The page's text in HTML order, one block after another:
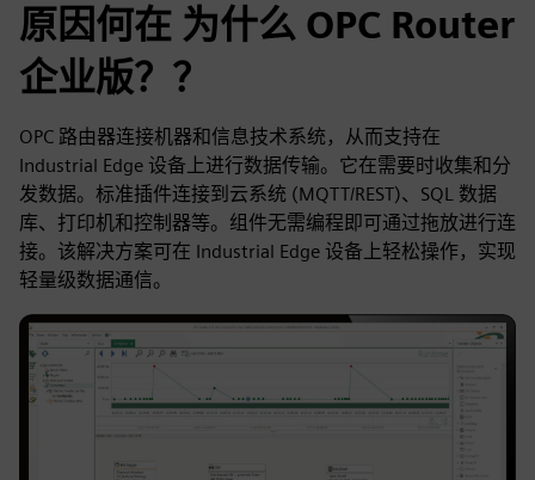
原因何在 为什么 OPC Router
企业版？？
OPC 路由器连接机器和信息技术系统，从而支持在
Industrial Edge 设备上进行数据传输。它在需要时收集和分
发数据。标准插件连接到云系统 (MQTT/REST)、SQL 数据
库、打印机和控制器等。组件无需编程即可通过拖放进行连
接。该解决方案可在 Industrial Edge 设备上轻松操作，实现
轻量级数据通信。